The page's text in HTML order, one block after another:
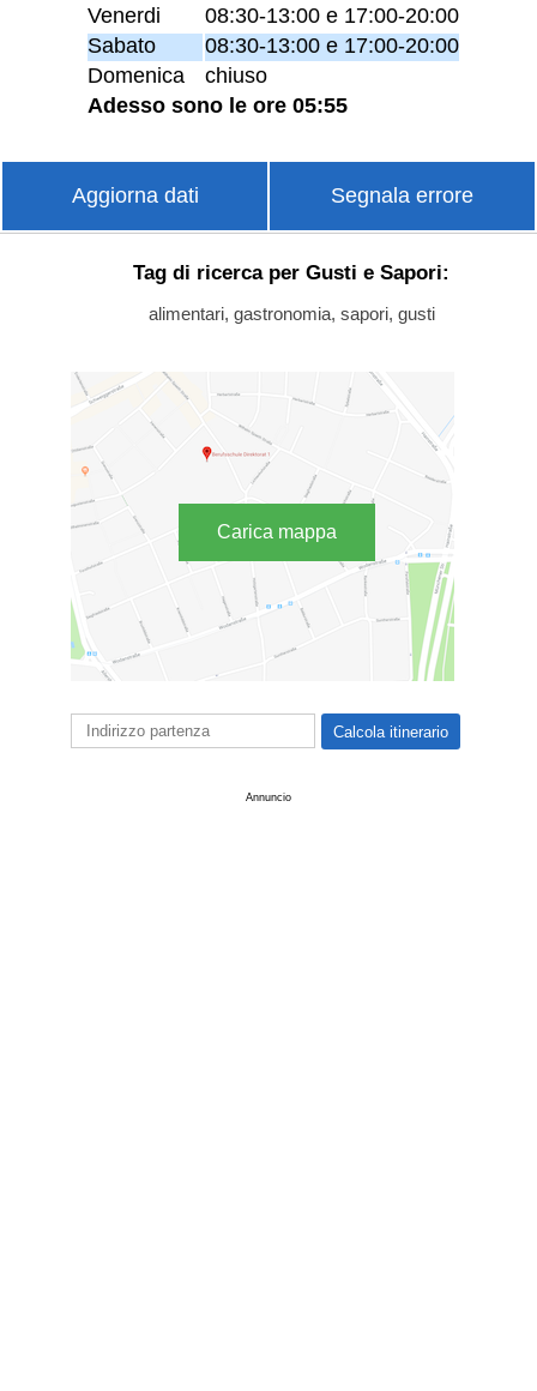
Venerdi
08:30-13:00 e 17:00-20:00
Sabato
08:30-13:00 e 17:00-20:00
Domenica
chiuso
Adesso sono le ore 05:55
Aggiorna dati Segnala errore
Tag di ricerca per Gusti e Sapori:
alimentari, gastronomia, sapori, gusti
Carica mappa
Annuncio